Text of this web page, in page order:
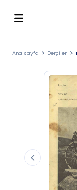
Ana sayfa Dergiler